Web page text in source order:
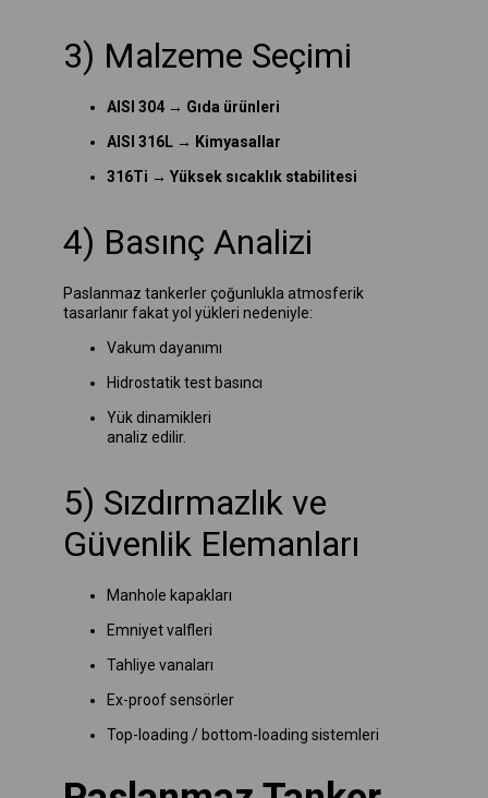
3) Malzeme Seçimi
AISI 304 → Gıda ürünleri
AISI 316L → Kimyasallar
316Ti → Yüksek sıcaklık stabilitesi
4) Basınç Analizi
Paslanmaz tankerler çoğunlukla atmosferik
tasarlanır fakat yol yükleri nedeniyle:
Vakum dayanımı
Hidrostatik test basıncı
Yük dinamikleri
analiz edilir.
5) Sızdırmazlık ve
Güvenlik Elemanları
Manhole kapakları
Emniyet valfleri
Tahliye vanaları
Ex-proof sensörler
Top-loading / bottom-loading sistemleri